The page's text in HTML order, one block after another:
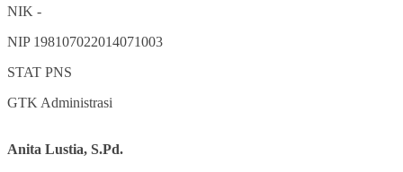
NIK -
NIP 198107022014071003
STAT PNS
GTK Administrasi
Anita Lustia, S.Pd.